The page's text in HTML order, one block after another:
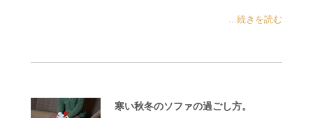
...続きを読む
寒い秋冬のソファの過ごし方。